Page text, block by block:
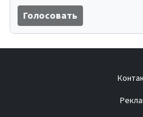
Голосовать